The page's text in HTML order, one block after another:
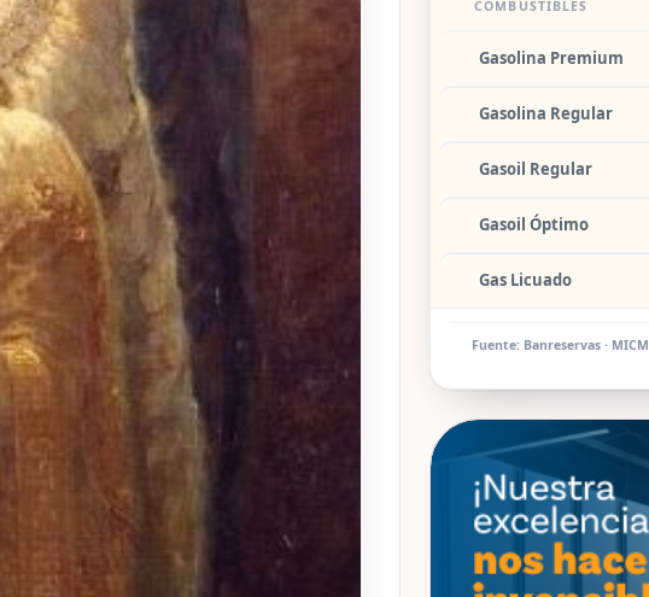
COMBUSTIBLES
Gasolina Premium
Gasolina Regular
Gasoil Regular
Gasoil Óptimo
Gas Licuado
Fuente: Banreservas · MICM